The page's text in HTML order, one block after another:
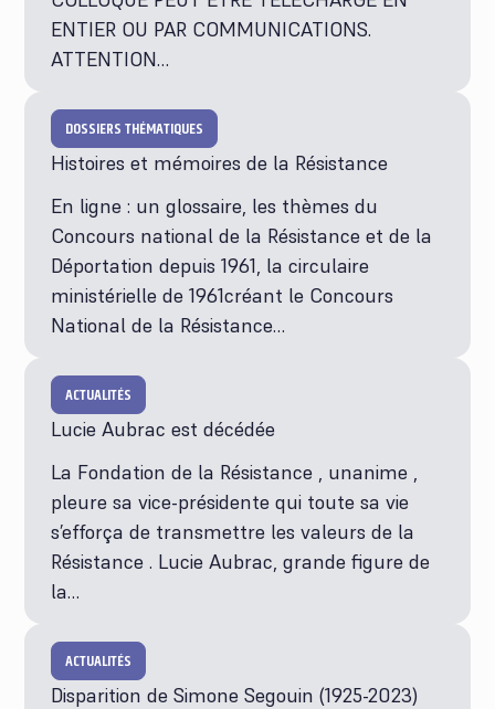
ENTIER OU PAR COMMUNICATIONS.
ATTENTION…
Histoires et mémoires de la Résistance
En ligne : un glossaire, les thèmes du
Concours national de la Résistance et de la
Déportation depuis 1961, la circulaire
ministérielle de 1961créant le Concours
National de la Résistance…
DOSSIERS THÉMATIQUES
Lucie Aubrac est décédée
La Fondation de la Résistance , unanime ,
pleure sa vice-présidente qui toute sa vie
s’efforça de transmettre les valeurs de la
Résistance . Lucie Aubrac, grande figure de
la…
ACTUALITÉS
Disparition de Simone Segouin (1925-2023)
ACTUALITÉS